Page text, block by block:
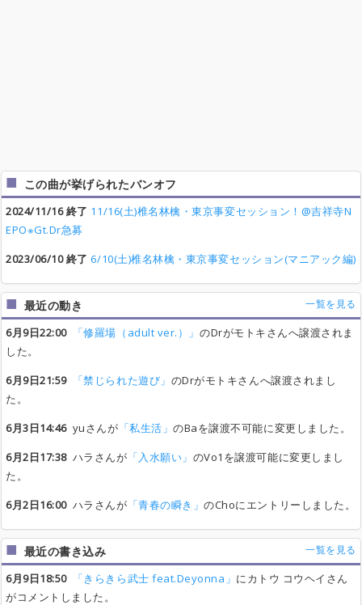
この曲が挙げられたバンオフ
2024/11/16 終了 11/16(土)椎名林檎・東京事変セッション！@吉祥寺N
EPO※Gt.Dr急募
2023/06/10 終了 6/10(土)椎名林檎・東京事変セッション(マニアック編)
最近の動き 一覧を見る
6月9日22:00 「修羅場（adult ver.）」 のDrがモトキさんへ譲渡されま
した。
6月9日21:59
「禁じられた遊び」 のDrがモトキさんへ譲渡されまし
た。
6月3日14:46yuさんが 「私生活」のBaを譲渡不可能に変更しました。
6月2日17:38ハラさんが 「入水願い」 のVo1を譲渡可能に変更しまし
た。
6月2日16:00ハラさんが 「青春の瞬き」のChoにエントリーしました。
最近の書き込み 一覧を見る
6月9日18:50 「きらきら武士 feat.Deyonna」 にカトウ コウヘイさん
がコメントしました。